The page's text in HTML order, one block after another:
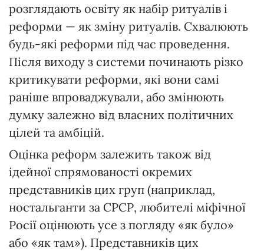
розглядають освіту як набір ритуалів і
реформи — як зміну ритуалів. Схвалюють
будь-які реформи під час проведення.
Після виходу з системи починають різко
критикувати реформи, які вони самі
раніше впроваджували, або змінюють
думку залежно від власних політичних
цілей та амбіцій.
Оцінка реформ залежить також від
ідейної спрямованості окремих
представників цих груп (наприклад,
ностальганти за СРСР, любителі міфічної
Росії оцінюють усе з погляду «як було»
або «як там»). Представників цих